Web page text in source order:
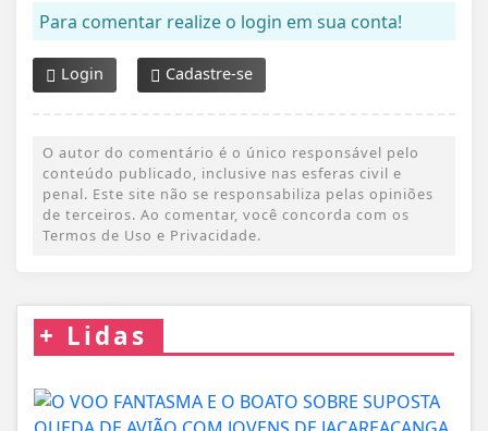
Para comentar realize o login em sua conta!
Login Cadastre-se
O autor do comentário é o único responsável pelo
conteúdo publicado, inclusive nas esferas civil e
penal. Este site não se responsabiliza pelas opiniões
de terceiros. Ao comentar, você concorda com os
Termos de Uso e Privacidade.
+ Lidas